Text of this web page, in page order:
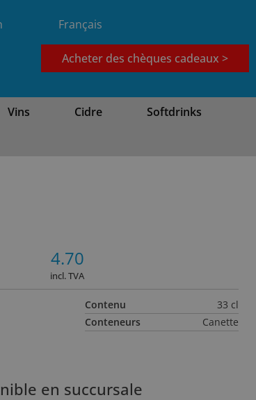
Français
Acheter des chèques cadeaux >
Vins Cidre
Softdrinks
4.70
incl. TVA
Contenu
33 cl
Conteneurs
Canette
en succursale